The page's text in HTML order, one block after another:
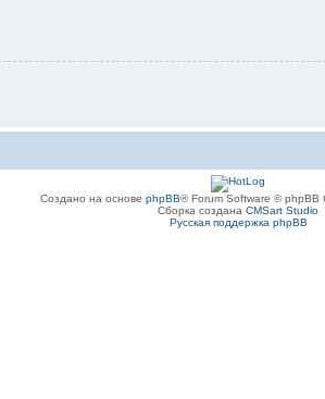
Создано на основе phpBB® Forum Software © phpBB
Сборка создана CMSart Studio
Русская поддержка phpBB